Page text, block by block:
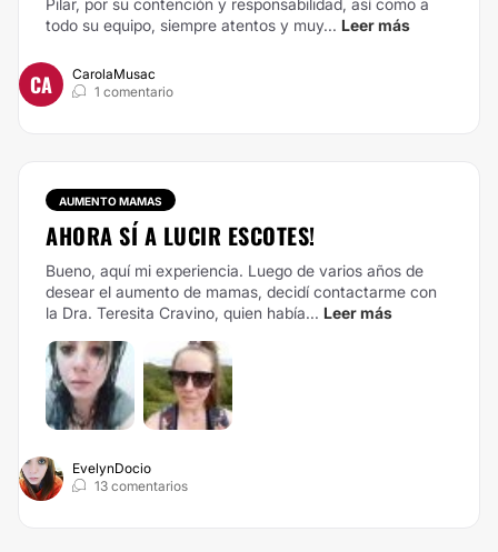
Pilar, por su contención y responsabilidad, así como a
todo su equipo, siempre atentos y muy... Leer más
CA
CarolaMusac
1 comentario
AUMENTO MAMAS
AHORA SÍ A LUCIR ESCOTES!
Bueno, aquí mi experiencia. Luego de varios años de
desear el aumento de mamas, decidí contactarme con
la Dra. Teresita Cravino, quien había... Leer más
EvelynDocio
13 comentarios